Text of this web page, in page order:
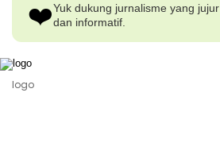
❤️Yuk dukung jurnalisme yang jujur
dan informatif.
logo